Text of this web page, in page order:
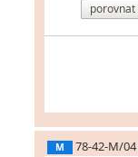
porovnat
M 78-42-M/04